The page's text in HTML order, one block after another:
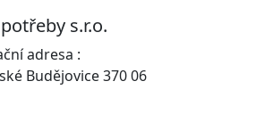
s.r.o.
adresa :
Budějovice 370 06